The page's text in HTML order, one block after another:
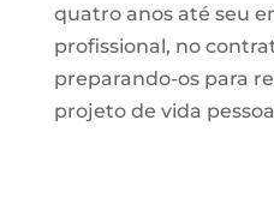
quatro anos até seu
profissional, no
preparando-os para
projeto de vida